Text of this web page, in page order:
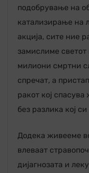
подобрување на
катализирање на
акција, сите ние
замислиме
милиони смртни
спречат, а
ракот кој
без разлика кој
Додека живееме
влеваат
дијагнозата и